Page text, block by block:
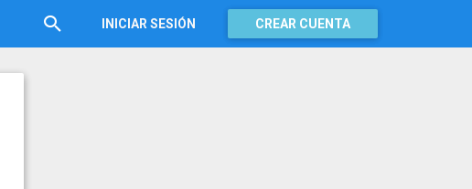
INICIAR SESIÓN CREAR CUENTA